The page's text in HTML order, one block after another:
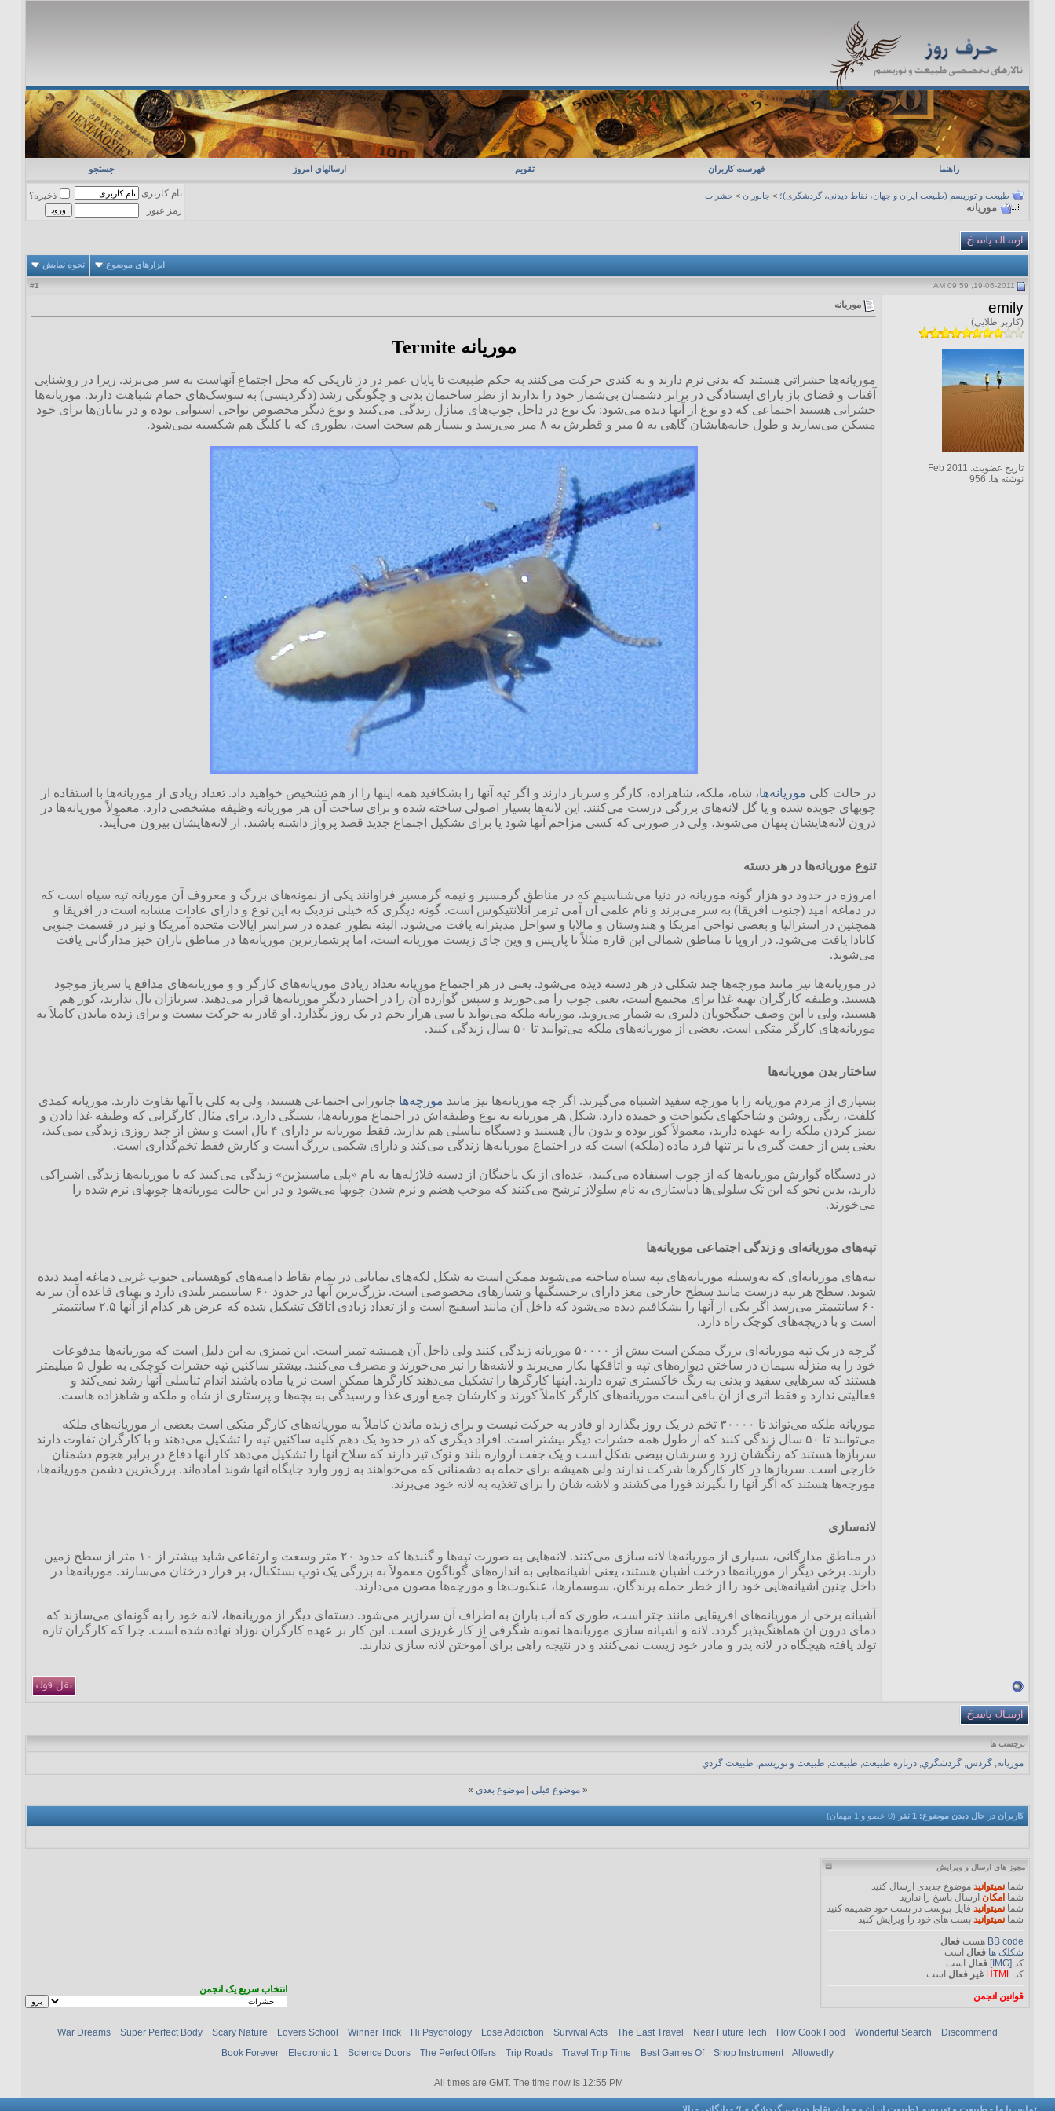
راهنما فهرست کاربران تقویم ارسالهاي امروز جستجو
طبیعت و توریسم (طبیعت ایران و جهان، نقاط دیدنی، گردشگری)؛ > جانوران > حشرات
موریانه
نام کاربری
ذخیره؟
رمز عبور
ابزارهای موضوع نحوه نمایش
19-06-2011, 09:59 AM
1
emily
(کاربر طلایی)
تاریخ عضویت: Feb 2011
نوشته ها: 956
موریانه
موریانه Termite
موریانه‌ها حشراتی هستند که بدنی نرم دارند و به کندی حرکت می‌کنند به حکم طبیعت تا پایان عمر در دژ تاریکی که محل اجتماع آنهاست به سر می‌برند. زیرا در روشنایی
آفتاب و فضای باز یارای ایستادگی در برابر دشمنان بی‌شمار خود را ندارند از نظر ساختمان بدنی و چگونگی رشد (دگردیسی) به سوسک‌های حمام شباهت دارند. موریانه‌ها
حشراتی هستند اجتماعی که دو نوع از آنها دیده می‌شود: یک نوع در داخل چوب‌های منازل زندگی می‌کنند و نوع دیگر مخصوص نواحی استوایی بوده و در بیابان‌ها برای خود
مسکن می‌سازند و طول خانه‌هایشان گاهی به ۵ متر و قطرش به ۸ متر می‌رسد و بسیار هم سخت است، بطوری که با کلنگ هم شکسته نمی‌شود.
در حالت کلی موریانه‌ها، شاه، ملکه، شاهزاده، کارگر و سرباز دارند و اگر تپه آنها را بشکافید همه اینها را از هم تشخیص خواهید داد. تعداد زیادی از موریانه‌ها با استفاده از
چوبهای جویده شده و یا گل لانه‌های بزرگی درست می‌کنند. این لانه‌ها بسیار اصولی ساخته شده و برای ساخت آن هر موریانه وظیفه مشخصی دارد. معمولاً موریانه‌ها در
درون لانه‌هایشان پنهان می‌شوند، ولی در صورتی که کسی مزاحم آنها شود یا برای تشکیل اجتماع جدید قصد پرواز داشته باشند، از لانه‌هایشان بیرون می‌آیند.
تنوع موریانه‌ها در هر دسته
امروزه در حدود دو هزار گونه موریانه در دنیا می‌‌شناسیم که در مناطق گرمسیر و نیمه گرمسیر فراوانند یکی از نمونه‌های بزرگ و معروف آن موریانه تپه سیاه است که
در دماغه امید (جنوب افریقا) به سر می‌برند و نام علمی آن آمی ترمز آتلانتیکوس است. گونه دیگری که خیلی نزدیک به این نوع و دارای عادات مشابه است در افریقا و
همچنین در استرالیا و بعضی نواحی آمریکا و هندوستان و مالایا و سواحل مدیترانه یافت می‌شود. البته بطور عمده در سراسر ایالات متحده آمریکا و نیز در قسمت جنوبی
کانادا یافت می‌شود. در اروپا تا مناطق شمالی این قاره مثلاً تا پاریس و وین جای زیست موریانه است، اما پرشمارترین موریانه‌ها در مناطق باران خیز مدارگانی یافت
می‌شوند.
در موریانه‌ها نیز مانند مورچه‌ها چند شکلی در هر دسته دیده می‌شود. یعنی در هر اجتماع موریانه تعداد زیادی موریانه‌های کارگر و و موریانه‌های مدافع یا سرباز موجود
هستند. وظیفه کارگران تهیه غذا برای مجتمع است، یعنی چوب را می‌خورند و سپس گوارده آن را در اختیار دیگر موریانه‌ها قرار می‌دهند. سربازان بال ندارند، کور هم
هستند، ولی با این وصف جنگجویان دلیری به شمار می‌روند. موریانه ملکه می‌تواند تا سی هزار تخم در یک روز بگذارد. او قادر به حرکت نیست و برای زنده ماندن کاملاً به
موریانه‌های کارگر متکی است. بعضی از موریانه‌های ملکه می‌توانند تا ۵۰ سال زندگی کنند.
ساختار بدن موریانه‌ها
بسیاری از مردم موریانه را با مورچه سفید اشتباه می‌گیرند. اگر چه موریانه‌ها نیز مانند مورچه‌ها جانورانی اجتماعی هستند، ولی به کلی با آنها تفاوت دارند. موریانه کمدی
کلفت، رنگی روشن و شاخکهای یکنواخت و خمیده دارد. شکل هر موریانه به نوع وظیفه‌اش در اجتماع موریانه‌ها، بستگی دارد. برای مثال کارگرانی که وظیفه غذا دادن و
تمیز کردن ملکه را به عهده دارند، معمولاً کور بوده و بدون بال هستند و دستگاه تناسلی هم ندارند. فقط موریانه نر دارای ۴ بال است و بیش از چند روزی زندگی نمی‌کند،
یعنی پس از جفت گیری با نر تنها فرد ماده (ملکه) است که در اجتماع موریانه‌ها زندگی می‌کند و دارای شکمی بزرگ است و کارش فقط تخم‌گذاری است.
در دستگاه گوارش موریانه‌ها که از چوب استفاده می‌کنند، عده‌ای از تک یاختگان از دسته فلاژله‌ها به نام «پلی ماستیژین» زندگی می‌کنند که با موریانه‌ها زندگی اشتراکی
دارند، بدین نحو که این تک سلولی‌ها دیاستازی به نام سلولاز ترشح می‌کنند که موجب هضم و نرم شدن چوبها می‌شود و در این حالت موریانه‌ها چوبهای نرم شده را
می‌خورند.
تپه‌های موریانه‌ای و زندگی اجتماعی موریانه‌ها
تپه‌های موریانه‌ای که به‌وسیله موریانه‌های تپه سیاه ساخته می‌شوند ممکن است به شکل لکه‌های نمایانی در تمام نقاط دامنه‌های کوهستانی جنوب غربی دماغه امید دیده
شوند. سطح هر تپه درست مانند سطح خارجی مغز دارای برجستگیها و شیارهای مخصوصی است. بزرگ‌ترین آنها در حدود ۶۰ سانتیمتر بلندی دارد و پهنای قاعده آن نیز به
۶۰ سانتیمتر می‌رسد اگر یکی از آنها را بشکافیم دیده می‌شود که داخل آن مانند اسفنج است و از تعداد زیادی اتاقک تشکیل شده که عرض هر کدام از آنها ۲.۵ سانتیمتر
است و با دریچه‌های کوچک راه دارد.
گرچه در یک تپه موریانه‌ای بزرگ ممکن است بیش از ۵۰۰۰۰ موریانه زندگی کنند ولی داخل آن همیشه تمیز است. این تمیزی به این دلیل است که موریانه‌ها مدفوعات
خود را به منزله سیمان در ساختن دیواره‌های تپه و اتاقکها بکار می‌برند و لاشه‌ها را نیز می‌خورند و مصرف می‌کنند. بیشتر ساکنین تپه حشرات کوچکی به طول ۵ میلیمتر
هستند که سرهایی سفید و بدنی به رنگ خاکستری تیره دارند. اینها کارگرها را تشکیل می‌دهند کارگرها ممکن است نر یا ماده باشند اندام تناسلی آنها رشد نمی‌کند و
فعالیتی ندارد و فقط اثری از آن باقی است موریانه‌های کارگر کاملاً کورند و کارشان جمع آوری غذا و رسیدگی به بچه‌ها و پرستاری از شاه و ملکه و شاهزاده هاست.
موریانه ملکه می‌تواند تا ۳۰۰۰۰ تخم در یک روز بگذارد او قادر به حرکت نیست و برای زنده ماندن کاملاً به موریانه‌های کارگر متکی است بعضی از موریانه‌های ملکه
می‌توانند تا ۵۰ سال زندگی کنند که از طول همه حشرات دیگر بیشتر است. افراد دیگری که در حدود یک دهم کلیه ساکنین تپه را تشکیل می‌دهند و با کارگران تفاوت دارند
سربازها هستند که رنگشان زرد و سرشان بیضی شکل است و یک جفت آرواره بلند و نوک تیز دارند که سلاح آنها را تشکیل می‌دهد کار آنها دفاع در برابر هجوم دشمنان
خارجی است. سربازها در کار کارگرها شرکت ندارند ولی همیشه برای حمله به دشمنانی که می‌خواهند به زور وارد جایگاه آنها شوند آماده‌اند. بزرگ‌ترین دشمن موریانه‌ها،
مورچه‌ها هستند که اگر آنها را بگیرند فورا می‌کشند و لاشه شان را برای تغذیه به لانه خود می‌برند.
لانه‌سازی
در مناطق مدارگانی، بسیاری از موریانه‌ها لانه سازی می‌کنند. لانه‌هایی به صورت تپه‌ها و گنبدها که حدود ۲۰ متر وسعت و ارتفاعی شاید بیشتر از ۱۰ متر از سطح زمین
دارند. برخی دیگر از موریانه‌ها درخت آشیان هستند، یعنی آشیانه‌هایی به اندازه‌های گوناگون معمولاً به بزرگی یک توپ بستکبال، بر فراز درختان می‌سازند. موریانه‌ها در
داخل چنین آشیانه‌هایی خود را از خطر حمله پرندگان، سوسمارها، عنکبوت‌ها و مورچه‌ها مصون می‌دارند.
آشیانه برخی از موریانه‌های افریقایی مانند چتر است، طوری که آب باران به اطراف آن سرازیر می‌شود. دسته‌ای دیگر از موریانه‌ها، لانه خود را به گونه‌ای می‌سازند که
دمای درون آن هماهنگ‌پذیر گردد. لانه و آشیانه سازی موریانه‌ها نمونه شگرفی از کار غریزی است. این کار بر عهده کارگران نوزاد نهاده شده است. چرا که کارگران تازه
تولد یافته هیچگاه در لانه پدر و مادر خود زیست نمی‌کنند و در نتیجه راهی برای آموختن لانه سازی ندارند.
برچسب ها
موریانه, گردش, گردشگري, درباره طبيعت, طبيعت, طبيعت و توريسم, طبيعت گردي
« موضوع قبلی |موضوع بعدی »
کاربران در حال دیدن موضوع: 1 نفر (0 عضو و 1 مهمان)
مجوز های ارسال و ویرایش
شما نمیتوانیدموضوع جدیدی ارسال کنید
شما امکانارسال پاسخ را ندارید
شما نمیتوانیدفایل پیوست در پست خود ضمیمه کنید
شما نمیتوانیدپست های خود را ویرایش کنید
BB code هست فعال
شکلک ها فعال است
کد [IMG] فعال است
کد HTML غیر فعال است
قوانین انجمن
انتخاب سریع یک انجمن
War Dreams Super Perfect Body Scary Nature Lovers School Winner Trick Hi Psychology Lose Addiction Survival Acts The East Travel Near Future Tech How Cook Food Wonderful Search
Discommend
Book Forever
Electronic 1 Science Doors The Perfect Offers Trip Roads Travel Trip Time Best Games Of Shop Instrument Allowedly
All times are GMT. The time now is 12:55 PM
.